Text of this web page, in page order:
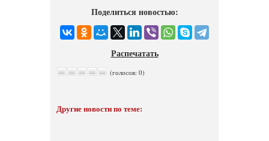
Поделиться новостью:
Распечатать
(голосов: 0)
Другие новости по теме: